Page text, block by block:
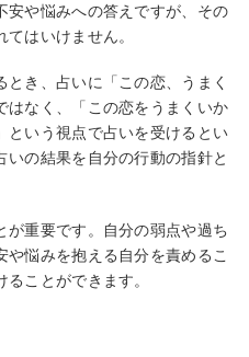
安や悩みへの答えですが、その
はいけません。
き、占いに「この恋、うまく
はなく、「この恋をうまくいか
という視点で占いを受けるとい
の結果を自分の行動の指針と
が重要です。自分の弱点や過ち
悩みを抱える自分を責めるこ
ことができます。